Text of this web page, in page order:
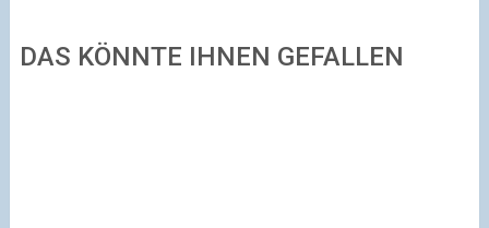
DAS KÖNNTE IHNEN GEFALLEN